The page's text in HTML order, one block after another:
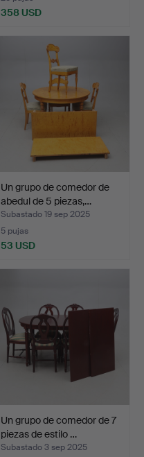
358 USD
Un grupo de comedor de
abedul de 5 piezas,…
Subastado 19 sep 2025
5 pujas
53 USD
Un grupo de comedor de 7
piezas de estilo …
Subastado 3 sep 2025